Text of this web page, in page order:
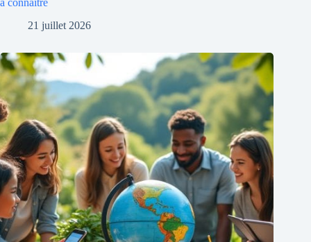
à connaître
21 juillet 2026